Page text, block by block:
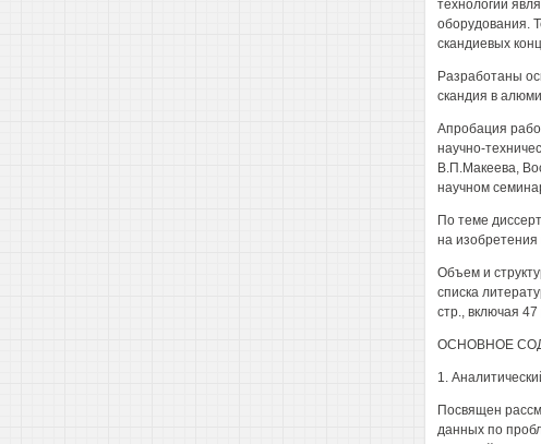
технологии
оборудования.
скандиевых
Разработаны
скандия в
Апробация
научно-
В.П.Макеева,
научном
По теме
на
Объем и
списка
стр., включая
ОСНОВНОЕ
1.
Посвящен
данных по